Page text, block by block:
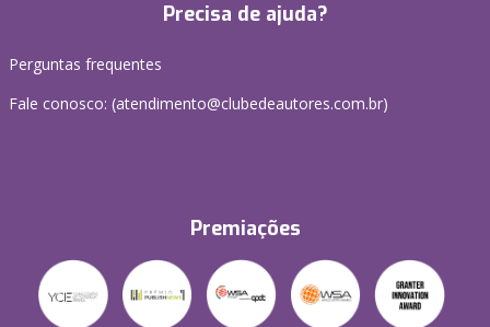
Precisa de ajuda?
Perguntas frequentes
Fale conosco: (atendimento@clubedeautores.com.br)
Premiações